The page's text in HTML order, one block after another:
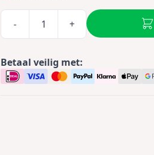
- +
Betaal veilig met: